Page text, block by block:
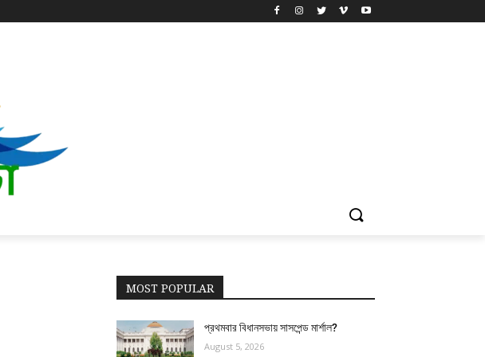
MOST POPULAR
প্রথমবার বিধানসভায় সাসপেন্ড মার্শাল?
August 5, 2026